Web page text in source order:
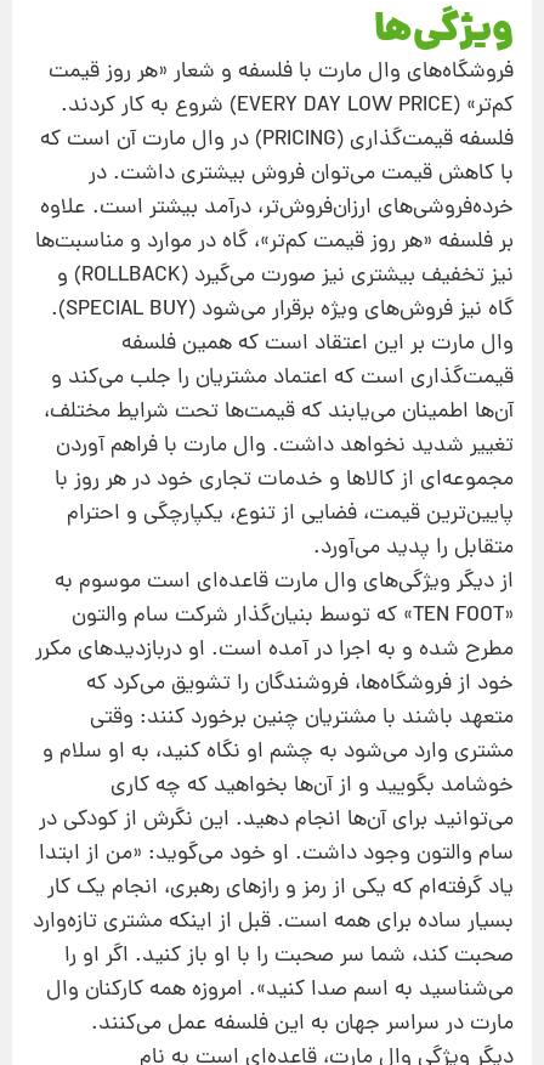
ویژگی‌ها
فروشگاه‌های وال مارت با فلسفه و شعار «هر روز قیمت
كم‌تر» (EVERY DAY LOW PRICE) شروع به كار كردند.
فلسفه قیمت‌گذاری (PRICING) در وال مارت آن است كه
با كاهش قیمت می‌توان فروش بیشتری داشت. در
خرده‌فروشی‌های ارزان‌فروش‌تر، درآمد بیشتر است. علاوه
بر فلسفه «هر روز قیمت كم‌تر»، گاه در موارد و مناسبت‌ها
نیز تخفیف بیشتری نیز صورت می‌گیرد (ROLLBACK) و
گاه نیز فروش‌های ویژه برقرار می‌شود (SPECIAL BUY).
وال مارت بر این اعتقاد است كه همین فلسفه
قیمت‌گذاری است كه اعتماد مشتریان را جلب می‌كند و
آن‌ها اطمینان می‌یابند كه قیمت‌ها تحت شرایط مختلف،
تغییر شدید نخواهد داشت. وال مارت با فراهم آوردن
مجموعه‌ای از كالاها و خدمات تجاری خود در هر روز با
پایین‌ترین قیمت، فضایی از تنوع، یكپارچگی و احترام
متقابل را پدید می‌آورد.
از دیگر ویژگی‌های وال مارت قاعده‌ای است موسوم به
«TEN FOOT» كه توسط بنیان‌گذار شركت سام والتون
مطرح شده و به اجرا در آمده است. او دربازدیدهای مكرر
خود از فروشگاه‌ها، فروشندگان را تشویق می‌كرد كه
متعهد باشند با مشتریان چنین برخورد كنند: وقتی
مشتری وارد می‌شود به چشم او نگاه كنید، به او سلام و
خوشامد بگویید و از آن‌ها بخواهید كه چه كاری
می‌توانید برای آن‌ها انجام دهید. این نگرش از كودكی در
سام والتون وجود داشت. او خود می‌گوید: «من از ابتدا
یاد گرفته‌ام كه یكی از رمز و رازهای رهبری، انجام یك كار
بسیار ساده برای همه است. قبل از اینكه مشتری تازه‌وارد
صحبت كند، شما سر صحبت را با او باز كنید. اگر او را
می‌شناسید به اسم صدا كنید». امروزه همه كاركنان وال
مارت در سراسر جهان به این فلسفه عمل می‌كنند.
دیگر ویژگی وال مارت، قاعده‌ای است به نام